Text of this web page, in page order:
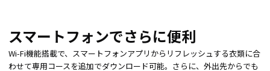
スマートフォンでさらに便利
Wi-Fi機能搭載で、スマートフォンアプリからリフレッシュする衣類に合
わせて専用コースを追加でダウンロード可能。さらに、外出先からでも